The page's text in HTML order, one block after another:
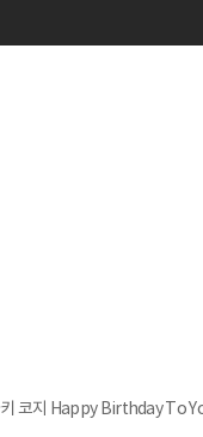
코지 Happy Birthday To